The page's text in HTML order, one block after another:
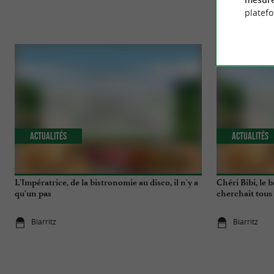
L'Impératrice, de la bistronomie au disco, il n'y a
qu'un pas
Biarritz
Actualités
Chéri Bibi, le
cherchait tous
Biarritz
Actualités